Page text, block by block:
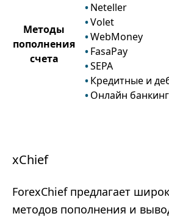
Методы
пополнения
счета
Neteller
Volet
WebMoney
FasaPay
SEPA
Кредитные и
Онлайн
xChief
ForexChief предлагает
методов пополнения и